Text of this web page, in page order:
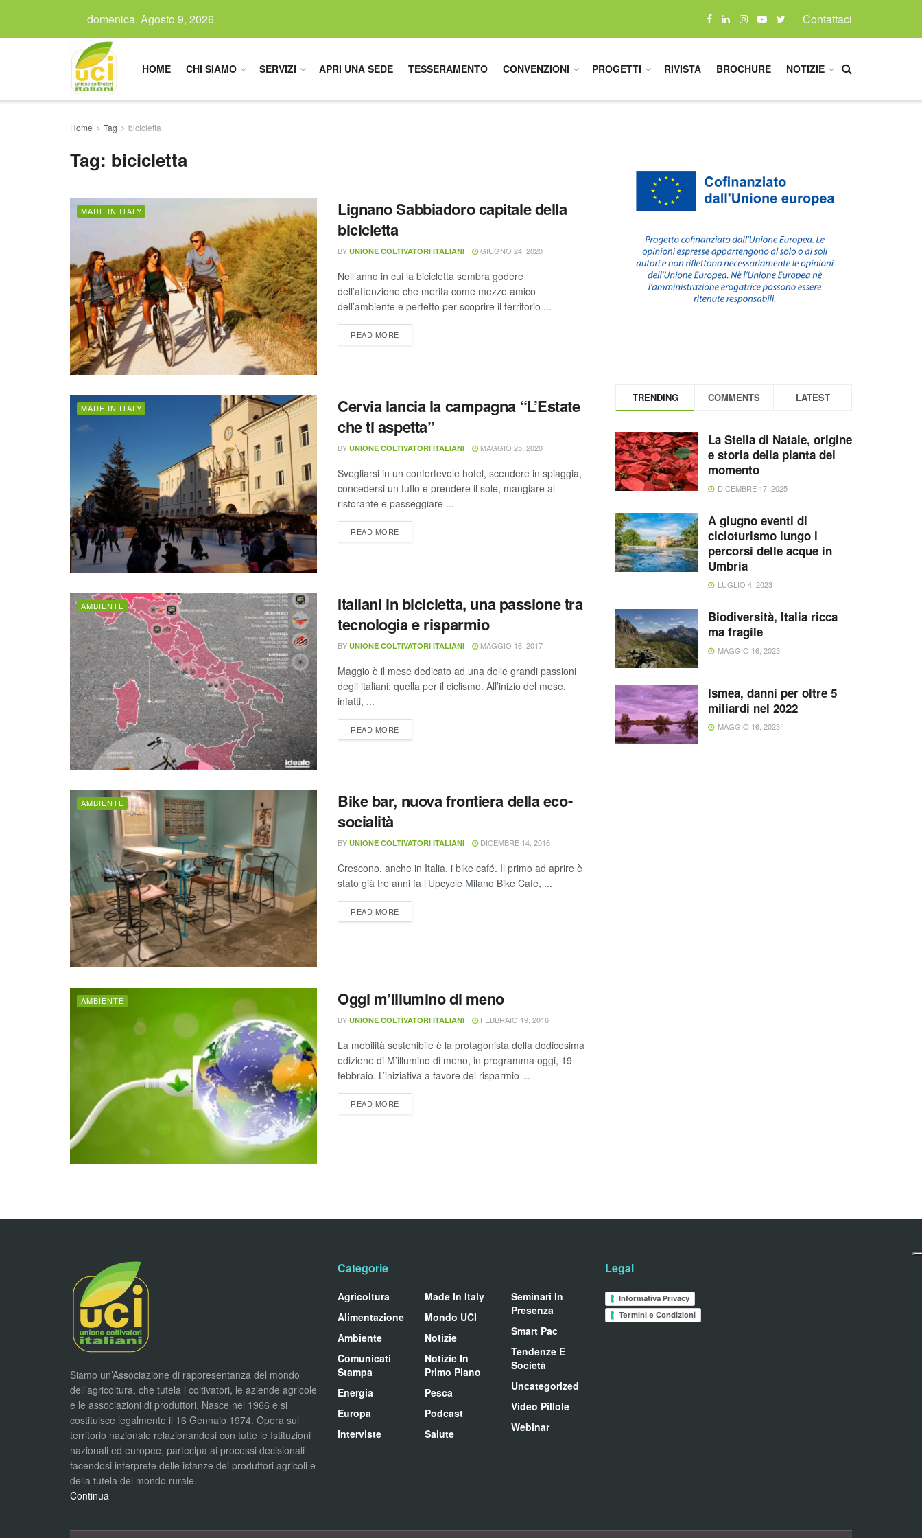
domenica, Agosto 9, 2026 Contattaci
HOME CHI SIAMO SERVIZI APRI UNA SEDE TESSERAMENTO CONVENZIONI PROGETTI RIVISTA BROCHURE NOTIZIE
Home Tag bicicletta
Tag: bicicletta
MADE IN ITALY
Lignano Sabbiadoro capitale della
bicicletta
BY UNIONE COLTIVATORI ITALIANI GIUGNO 24, 2020
Nell’anno in cui la bicicletta sembra godere
dell’attenzione che merita come mezzo amico
dell’ambiente e perfetto per scoprire il territorio ...
READ MORE
MADE IN ITALY
Cervia lancia la campagna “L’Estate
che ti aspetta”
BY UNIONE COLTIVATORI ITALIANI MAGGIO 25, 2020
Svegliarsi in un confortevole hotel, scendere in spiaggia,
concedersi un tuffo e prendere il sole, mangiare al
ristorante e passeggiare ...
READ MORE
AMBIENTE
Italiani in bicicletta, una passione tra
tecnologia e risparmio
BY UNIONE COLTIVATORI ITALIANI MAGGIO 16, 2017
Maggio è il mese dedicato ad una delle grandi passioni
degli italiani: quella per il ciclismo. All’inizio del mese,
infatti, ...
READ MORE
AMBIENTE
Bike bar, nuova frontiera della eco-
socialità
BY UNIONE COLTIVATORI ITALIANI DICEMBRE 14, 2016
Crescono, anche in Italia, i bike café. Il primo ad aprire è
stato già tre anni fa l’Upcycle Milano Bike Café, ...
READ MORE
AMBIENTE Oggi m’illumino di meno
BY UNIONE COLTIVATORI ITALIANI FEBBRAIO 19, 2016
La mobilità sostenibile è la protagonista della dodicesima
edizione di M’illumino di meno, in programma oggi, 19
febbraio. L’iniziativa a favore del risparmio ...
READ MORE
TRENDING COMMENTS LATEST
La Stella di Natale, origine
e storia della pianta del
momento
DICEMBRE 17, 2025
A giugno eventi di
cicloturismo lungo i
percorsi delle acque in
Umbria
LUGLIO 4, 2023
Biodiversità, Italia ricca
ma fragile
MAGGIO 16, 2023
Ismea, danni per oltre 5
miliardi nel 2022
MAGGIO 16, 2023
Siamo un’Associazione di rappresentanza del mondo
dell’agricoltura, che tutela i coltivatori, le aziende agricole
e le associazioni di produttori. Nasce nel 1966 e si
costituisce legalmente il 16 Gennaio 1974. Opera sul
territorio nazionale relazionandosi con tutte le Istituzioni
nazionali ed europee, partecipa ai processi decisionali
facendosi interprete delle istanze dei produttori agricoli e
della tutela del mondo rurale.
Continua
Categorie
Agricoltura
Alimentazione
Ambiente
Comunicati
Stampa
Energia
Europa
Interviste
Made In Italy
Mondo UCI
Notizie
Notizie In
Primo Piano
Pesca
Podcast
Salute
Seminari In
Presenza
Smart Pac
Tendenze E
Società
Uncategorized
Video Pillole
Webinar
Legal
Informativa Privacy
Termini e Condizioni